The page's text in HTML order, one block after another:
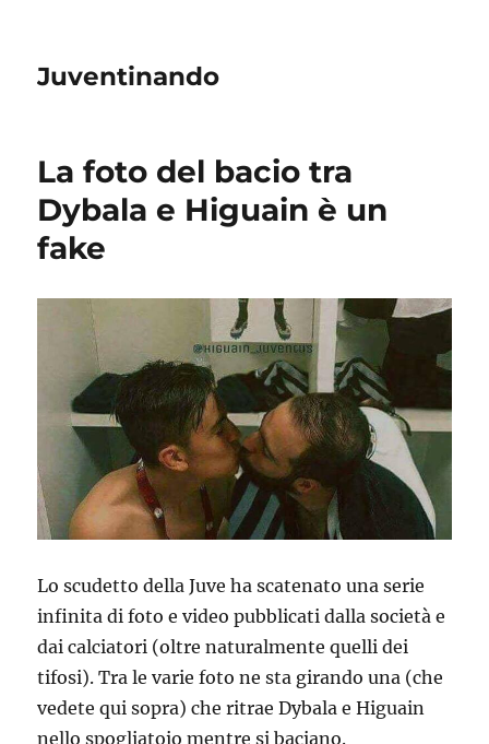
Juventinando
La foto del bacio tra
Dybala e Higuain è un
fake
Lo scudetto della Juve ha scatenato una serie
infinita di foto e video pubblicati dalla società e
dai calciatori (oltre naturalmente quelli dei
tifosi). Tra le varie foto ne sta girando una (che
vedete qui sopra) che ritrae Dybala e Higuain
nello spogliatoio mentre si baciano.